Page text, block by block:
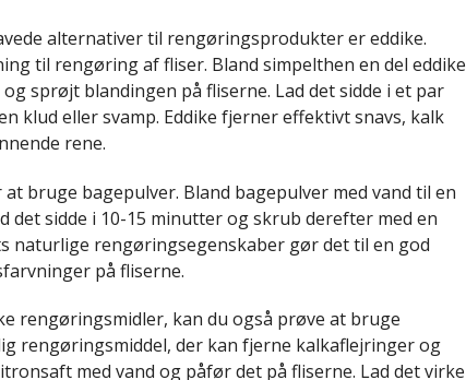
alternativer til rengøringsprodukter er eddike.
til rengøring af fliser. Bland simpelthen en del eddike
sprøjt blandingen på fliserne. Lad det sidde i et par
klud eller svamp. Eddike fjerner effektivt snavs, kalk
rene.
bruge bagepulver. Bland bagepulver med vand til en
det sidde i 10-15 minutter og skrub derefter med en
naturlige rengøringsegenskaber gør det til en god
på fliserne.
rengøringsmidler, kan du også prøve at bruge
rengøringsmiddel, der kan fjerne kalkaflejringer og
med vand og påfør det på fliserne. Lad det virke